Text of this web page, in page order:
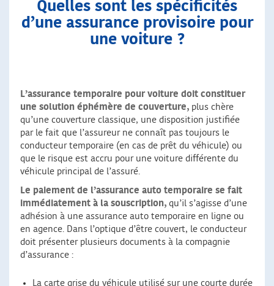
Quelles sont les spécificités
d’une assurance provisoire pour
une voiture ?
L’assurance temporaire pour voiture doit constituer
une solution éphémère de couverture, plus chère
qu’une couverture classique, une disposition justifiée
par le fait que l’assureur ne connaît pas toujours le
conducteur temporaire (en cas de prêt du véhicule) ou
que le risque est accru pour une voiture différente du
véhicule principal de l’assuré.
Le paiement de l’assurance auto temporaire se fait
immédiatement à la souscription, qu’il s’agisse d’une
adhésion à une assurance auto temporaire en ligne ou
en agence. Dans l’optique d’être couvert, le conducteur
doit présenter plusieurs documents à la compagnie
d’assurance :
La carte grise du véhicule utilisé sur une courte durée